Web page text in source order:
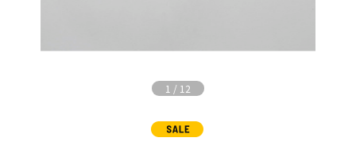
1 / 12